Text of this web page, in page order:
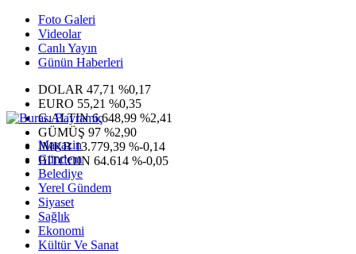
Foto Galeri
Videolar
Canlı Yayın
Günün Haberleri
DOLAR 47,71 %0,17
EURO 55,21 %0,35
G.ALTIN6.648,99 %2,41
GÜMÜŞ 97 %2,90
IMKB13.779,39 %-0,14
BITCOIN 64.614 %-0,05
Magazin
Gündem
Belediye
Yerel Gündem
Siyaset
Sağlık
Ekonomi
Kültür Ve Sanat